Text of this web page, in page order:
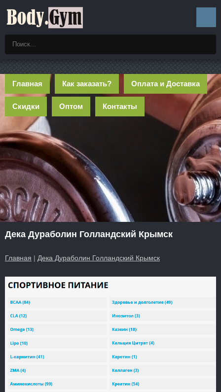
Главная Как заказать? Оплата и Доставка
Скидки Оптом Контакты
Дека Дураболин Голландский Крымск
Главная | Дека Дураболин Голландский Крымск